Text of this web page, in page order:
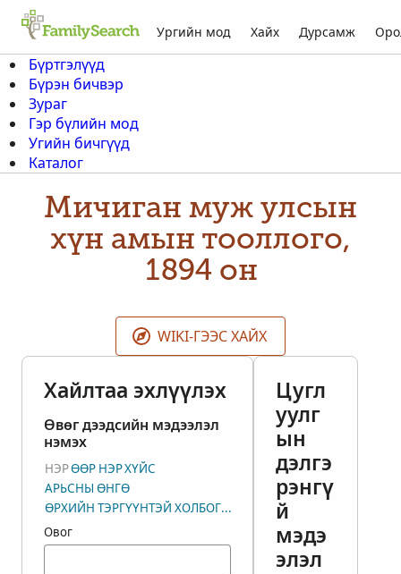
Ургийн мод Хайх Дурсамж
Бүртгэлүүд
Бүрэн бичвэр
Зураг
Гэр бүлийн мод
Угийн бичгүүд
Каталог
Мичиган муж улсын
хүн амын тооллого,
1894 он
WIKI-ГЭЭС ХАЙХ
Хайлтаа эхлүүлэх
Өвөг дээдсийн мэдээлэл
нэмэх
НЭРӨӨР НЭРХҮЙС
АРЬСНЫ ӨНГӨ
ӨРХИЙН ТЭРГҮҮНТЭЙ ХОЛБОГДОХ ХОЛБОО ХАМААРАЛ
Овог
Цугл
уулг
ын
дэлгэ
рэнгү
й
мэдэ
элэл